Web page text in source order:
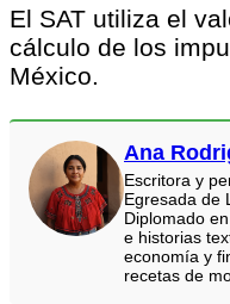
El SAT utiliza el
cálculo de los
México.
Ana
Escritora y
Egresada de
Diplomado
e historias
economía y
recetas de